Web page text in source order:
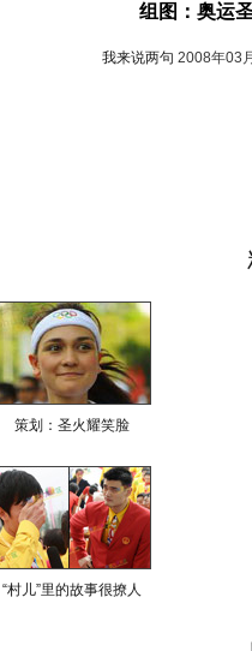
组图：奥运
我来说两句 2008年03
策划：圣火耀笑脸
“村儿”里的故事很撩人